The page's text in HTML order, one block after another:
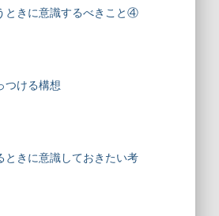
ときに意識するべきこと④
つける構想
ときに意識しておきたい考